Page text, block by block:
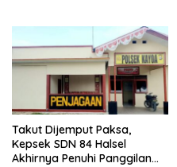
Takut Dijemput Paksa,
Kepsek SDN 84 Halsel
Akhirnya Penuhi Panggilan